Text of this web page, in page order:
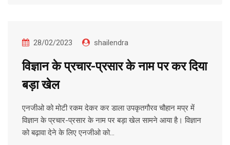
28/02/2023 shailendra
विज्ञान के प्रचार-प्रसार के नाम पर कर दिया
बड़ा खेल
एनजीओ को मोटी रकम देकर कर डाला उपकृतगौरव चौहान मप्र में
विज्ञान के प्रचार-प्रसार के नाम पर बड़ा खेल सामने आया है। विज्ञान
को बढ़ावा देने के लिए एनजीओ को…